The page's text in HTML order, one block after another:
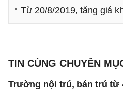
Từ 20/8/2019, tăng giá
TIN CÙNG CHUYÊN
Trường nội trú, bán trú từ